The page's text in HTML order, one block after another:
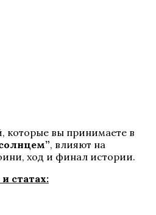
которые вы принимаете в
, влияют на
ход и финал истории.
статах: